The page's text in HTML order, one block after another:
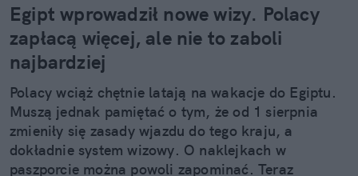
Egipt wprowadził nowe wizy. Polacy
zapłacą więcej, ale nie to zaboli
najbardziej
Polacy wciąż chętnie latają na wakacje do Egiptu.
Muszą jednak pamiętać o tym, że od 1 sierpnia
zmieniły się zasady wjazdu do tego kraju, a
dokładnie system wizowy. O naklejkach w
paszporcie można powoli zapominać. Teraz